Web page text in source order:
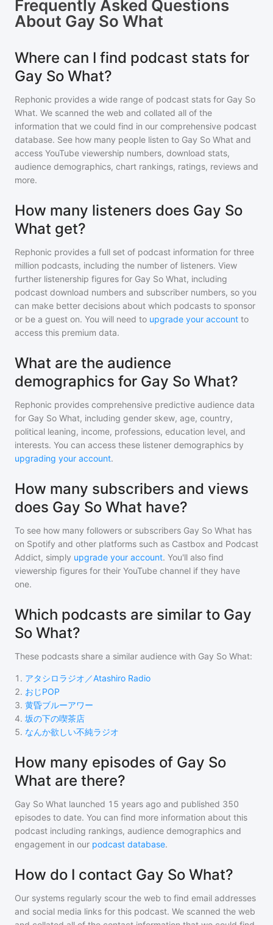
Frequently Asked Questions
About Gay So What
Where can I find podcast stats for
Gay So What?
Rephonic provides a wide range of podcast stats for Gay So
What. We scanned the web and collated all of the
information that we could find in our comprehensive podcast
database. See how many people listen to Gay So What and
access YouTube viewership numbers, download stats,
audience demographics, chart rankings, ratings, reviews and
more.
How many listeners does Gay So
What get?
Rephonic provides a full set of podcast information for three
million podcasts, including the number of listeners. View
further listenership figures for Gay So What, including
podcast download numbers and subscriber numbers, so you
can make better decisions about which podcasts to sponsor
or be a guest on. You will need to upgrade your account to
access this premium data.
What are the audience
demographics for Gay So What?
Rephonic provides comprehensive predictive audience data
for Gay So What, including gender skew, age, country,
political leaning, income, professions, education level, and
interests. You can access these listener demographics by
upgrading your account.
How many subscribers and views
does Gay So What have?
To see how many followers or subscribers Gay So What has
on Spotify and other platforms such as Castbox and Podcast
Addict, simply upgrade your account. You'll also find
viewership figures for their YouTube channel if they have
one.
Which podcasts are similar to Gay
So What?
These podcasts share a similar audience with Gay So What:
1 . アタシロラジオ／Atashiro Radio
2. おじPOP
3. 黄昏ブルーアワー
4. 坂の下の喫茶店
5. なんか欲しい不純ラジオ
How many episodes of Gay So
What are there?
Gay So What launched 15 years ago and published 350
episodes to date. You can find more information about this
podcast including rankings, audience demographics and
engagement in our podcast database.
How do I contact Gay So What?
Our systems regularly scour the web to find email addresses
and social media links for this podcast. We scanned the web